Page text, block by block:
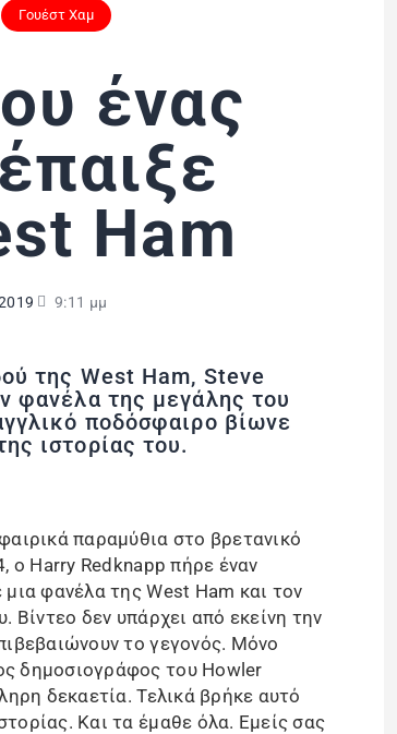
Γουέστ Χαμ
ένας
Ham
9:11 μμ
της West Ham, Steve
φανέλα της μεγάλης του
ποδόσφαιρο βίωνε
ιστορίας του.
παραμύθια στο βρετανικό
ο Harry Redknapp πήρε έναν
φανέλα της West Ham και τον
Βίντεο δεν υπάρχει από εκείνη την
το γεγονός. Μόνο
δημοσιογράφος του Howler
δεκαετία. Τελικά βρήκε αυτό
Και τα έμαθε όλα. Εμείς σας